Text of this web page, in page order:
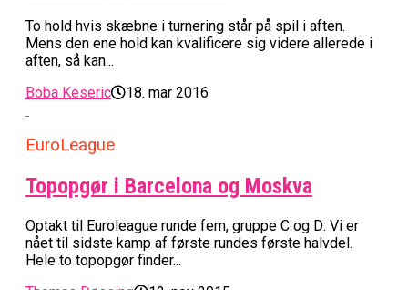
To hold hvis skæbne i turnering står på spil i aften.
Mens den ene hold kan kvalificere sig videre allerede i
aften, så kan...
Boba Keseric
18. mar 2016
EuroLeague
Topopgør i Barcelona og Moskva
Optakt til Euroleague runde fem, gruppe C og D: Vi er
nået til sidste kamp af første rundes første halvdel.
Hele to topopgør finder...